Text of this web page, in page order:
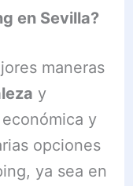
en Sevilla?
maneras
y
y
opciones
ya sea en